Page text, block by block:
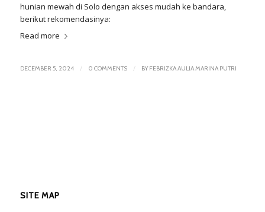
hunian mewah di Solo dengan akses mudah ke bandara,
berikut rekomendasinya:
Read more
DECEMBER 5, 2024 / 0 COMMENTS / BYFEBRIZKA AULIA MARINA PUTRI
SITE MAP